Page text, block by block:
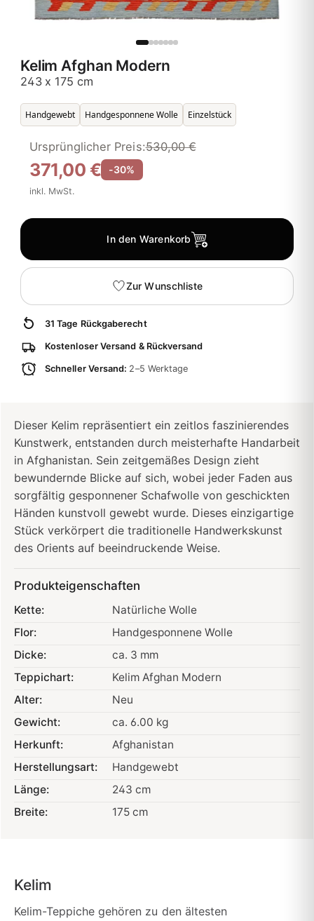
Kelim Afghan Modern
243 x 175 cm
Handgewebt Handgesponnene Wolle Einzelstück
371,00 €
Ursprünglicher Preis:530,00 €
-30%
inkl. MwSt.
In den Warenkorb
Zur Wunschliste
31 Tage Rückgaberecht
Kostenloser Versand & Rückversand
Schneller Versand: 2–5 Werktage
Dieser Kelim repräsentiert ein zeitlos faszinierendes
Kunstwerk, entstanden durch meisterhafte Handarbeit
in Afghanistan. Sein zeitgemäßes Design zieht
bewundernde Blicke auf sich, wobei jeder Faden aus
sorgfältig gesponnener Schafwolle von geschickten
Händen kunstvoll gewebt wurde. Dieses einzigartige
Stück verkörpert die traditionelle Handwerkskunst
des Orients auf beeindruckende Weise.
Produkteigenschaften
Kette:
Natürliche Wolle
Flor:
Handgesponnene Wolle
Dicke:
ca. 3 mm
Teppichart:
Kelim Afghan Modern
Alter:
Neu
Gewicht:
ca. 6.00 kg
Herkunft:
Afghanistan
Herstellungsart:
Handgewebt
Länge:
243 cm
Breite:
175 cm
Kelim
Kelim-Teppiche gehören zu den ältesten